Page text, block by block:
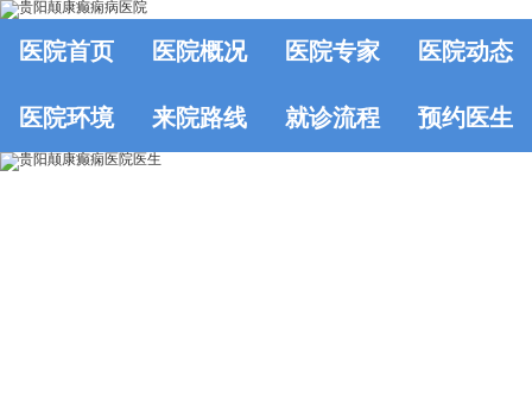
医院首页 医院概况 医院专家 医院动态
医院环境 来院路线 就诊流程 预约医生